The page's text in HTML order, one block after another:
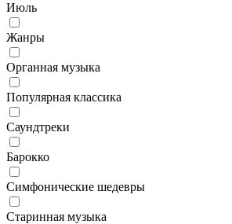
Июль
Жанры
Органная музыка
Популярная классика
Саундтреки
Барокко
Симфонические шедевры
Старинная музыка